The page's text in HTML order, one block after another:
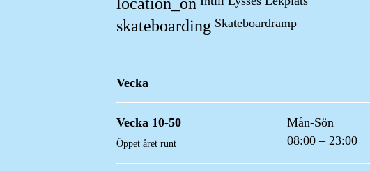
skateboarding Skateboardramp
Vecka
Vecka 10-50
Öppet året runt
Mån-Sön
08:00 – 23:00